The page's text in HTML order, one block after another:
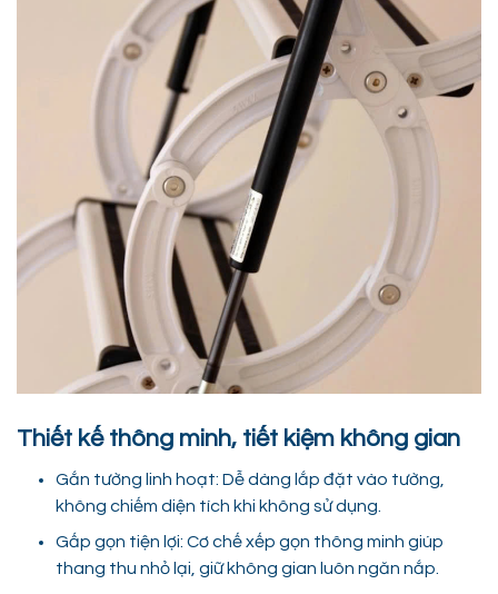
Thiết kế thông minh, tiết kiệm không gian
Gắn tường linh hoạt: Dễ dàng lắp đặt vào tường,
không chiếm diện tích khi không sử dụng.
Gấp gọn tiện lợi: Cơ chế xếp gọn thông minh giúp
thang thu nhỏ lại, giữ không gian luôn ngăn nắp.